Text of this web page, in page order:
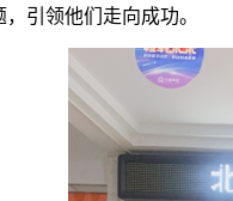
引领他们走向成功。